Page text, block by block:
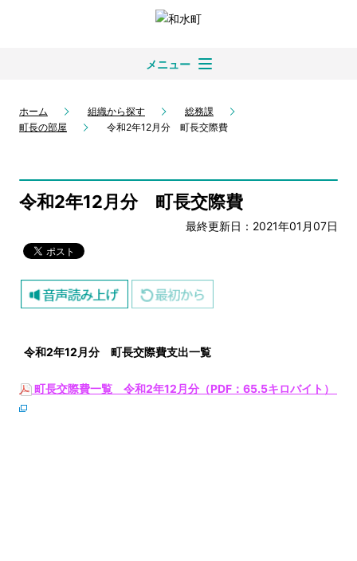
メニュー
ホーム 組織から探す
総務課
町長の部屋
令和2年12月分 町長交際費
令和2年12月分 町長交際費
最終更新日：2021年01月07日
令和2年12 月分 町長交際費支出一覧
町長交際費一覧 令和2年12月分（PDF：65.5キロバイト）